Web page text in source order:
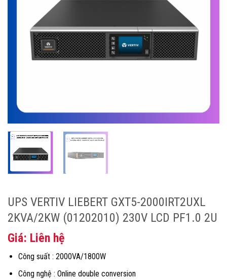
UPS VERTIV LIEBERT GXT5-2000IRT2UXL
2KVA/2KW (01202010) 230V LCD PF1.0 2U
Giá: Liên hệ
Công suất : 2000VA/1800W
Công nghệ : Online double conversion